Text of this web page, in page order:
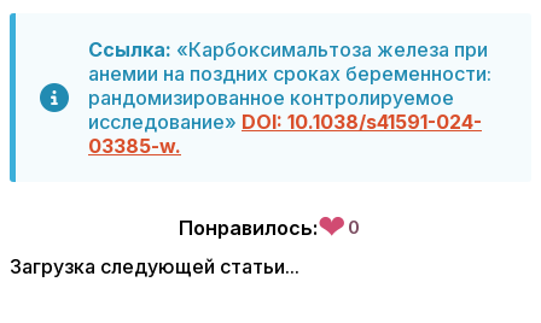
Ссылка: «Карбоксимальтоза железа при
анемии на поздних сроках беременности:
рандомизированное контролируемое
исследование» DOI: 10.1038/s41591-024-
03385-w.
Понравилось:❤ 0
Загрузка следующей статьи...